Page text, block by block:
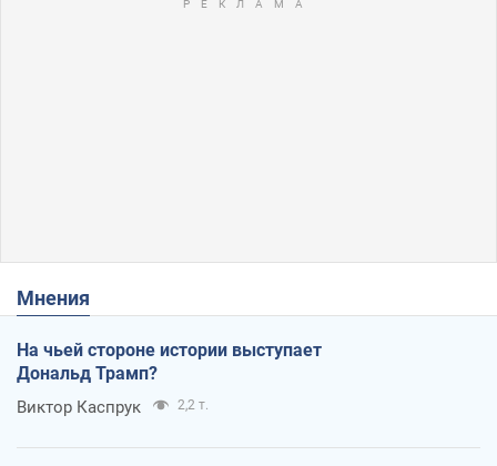
Мнения
На чьей стороне истории выступает
Дональд Трамп?
Виктор Каспрук 2,2 т.